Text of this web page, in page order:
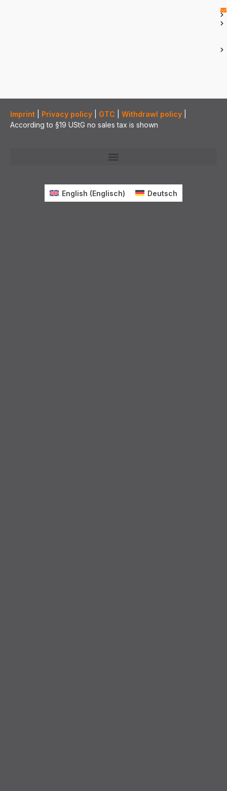
Imprint Privacy policy GTC Withdrawl policy
According to §19 UStG no sales tax is shown
English (Englisch) Deutsch